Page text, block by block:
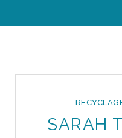
SARAH